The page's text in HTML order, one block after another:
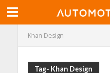
Khan Design
Tag- Khan Design